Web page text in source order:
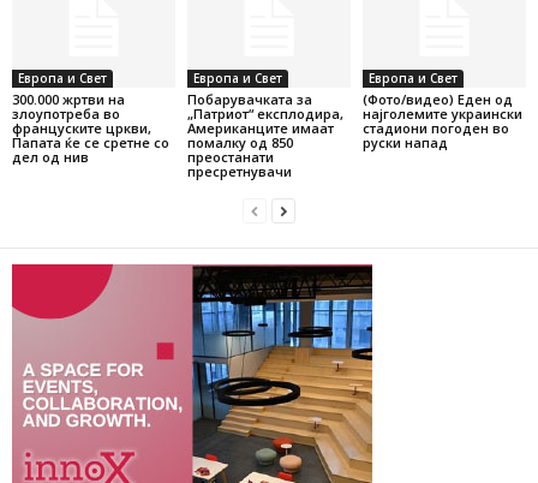
Европа и Свет
300.000 жртви на
злоупотреба во
француските цркви,
Папата ќе се сретне со
дел од нив
Европа и Свет
Побарувачката за
„Патриот“ експлодира,
Американците имаат
помалку од 850
преостанати
пресретнувачи
Европа и Свет
(Фото/видео) Еден од
најголемите украински
стадиони погоден во
руски напад